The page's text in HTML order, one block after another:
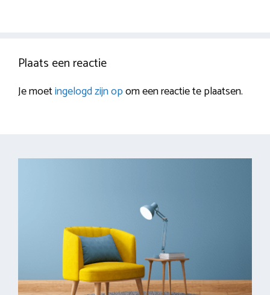
Plaats een reactie
Je moetingelogd zijn opom een reactie te plaatsen.